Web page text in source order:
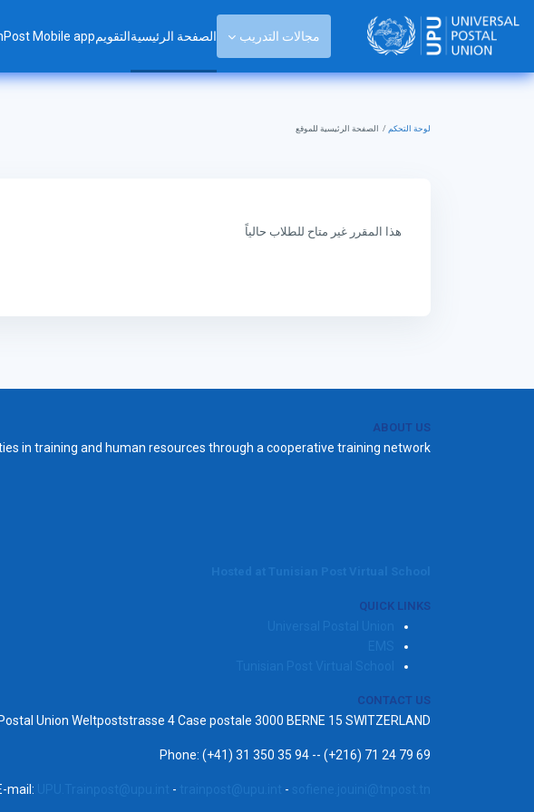
مجالات التدريب الصفحة الرئيسيةالتقويمMobile app
لوحة التحكم الصفحة الرئيسية للموقع
هذا المقرر غير متاح للطلاب حالياً
ABOUT US
in training and human resources through a cooperative training network.
QUICK LINKS
CONTACT US
Union Weltpoststrasse 4 Case postale 3000 BERNE 15 SWITZERLAND
Phone: (+41) 31 350 35 94 -- (+216) 71 24 79 69
mail: - -